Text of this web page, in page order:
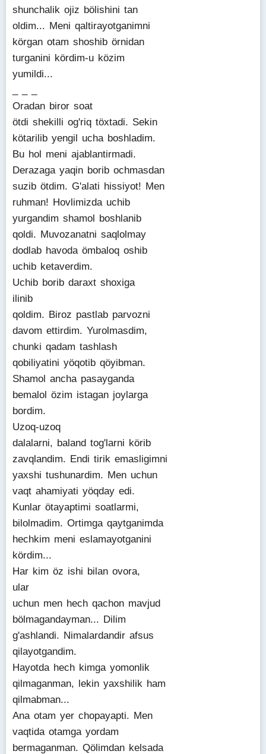
shunchalik ojiz bölishini tan
oldim... Meni qaltirayotganimni
körgan otam shoshib örnidan
turganini kördim-u közim
yumildi...
Oradan biror soat
ötdi shekilli og'riq töxtadi. Sekin
kötarilib yengil ucha boshladim.
Bu hol meni ajablantirmadi.
Derazaga yaqin borib ochmasdan
suzib ötdim. G'alati hissiyot! Men
ruhman! Hovlimizda uchib
yurgandim shamol boshlanib
qoldi. Muvozanatni saqlolmay
dodlab havoda ömbaloq oshib
uchib ketaverdim.
Uchib borib daraxt shoxiga
ilinib
qoldim. Biroz pastlab parvozni
davom ettirdim. Yurolmasdim,
chunki qadam tashlash
qobiliyatini yöqotib qöyibman.
Shamol ancha pasayganda
bemalol özim istagan joylarga
bordim.
Uzoq-uzoq
dalalarni, baland tog'larni körib
zavqlandim. Endi tirik emasligimni
yaxshi tushunardim. Men uchun
vaqt ahamiyati yöqday edi.
Kunlar ötayaptimi soatlarmi,
bilolmadim. Ortimga qaytganimda
hechkim meni eslamayotganini
kördim...
Har kim öz ishi bilan ovora,
ular
uchun men hech qachon mavjud
bölmagandayman... Dilim
g'ashlandi. Nimalardandir afsus
qilayotgandim.
Hayotda hech kimga yomonlik
qilmaganman, lekin yaxshilik ham
qilmabman...
Ana otam yer chopayapti. Men
vaqtida otamga yordam
bermaganman. Qölimdan kelsada